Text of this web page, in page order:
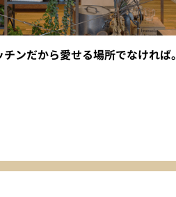
ンだから愛せる場所でなければ。